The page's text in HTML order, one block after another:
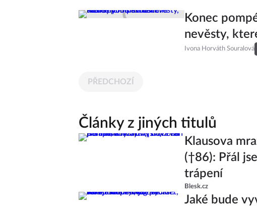
Konec
nevěsty,
Ivona Horváth Souralová
PŘEDCHOZÍ
Články z jiných titulů
Klausova
(†86): Přál
trápení
Blesk.cz
Jaké bude